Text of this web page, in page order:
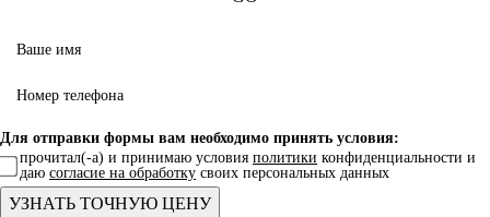
Для отправки формы вам необходимо принять условия:
прочитал(-а) и принимаю условия политики конфиденциальности и
даю согласие на обработку своих персональных данных